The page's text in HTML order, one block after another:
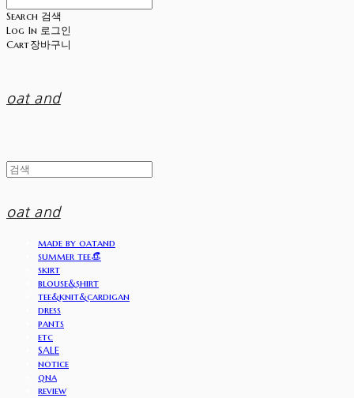
Search 검색
Log In 로그인
Cart장바구니
oat and
oat and
made by oatand
summer tee👒
skirt
blouse&shirt
tee&knit&cardigan
dress
pants
etc
SALE
notice
qna
review